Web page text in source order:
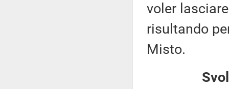
voler
risultando
Misto.